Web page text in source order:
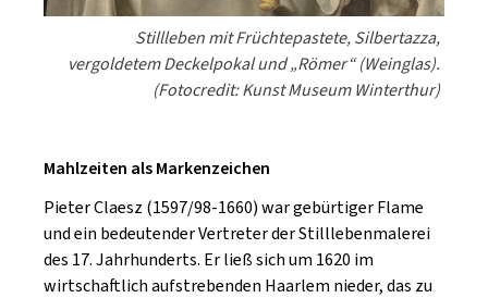
Stillleben mit Früchtepastete, Silbertazza,
vergoldetem Deckelpokal und „Römer“ (Weinglas).
(Fotocredit: Kunst Museum Winterthur)
Mahlzeiten als Markenzeichen
Pieter Claesz (1597/98-1660) war gebürtiger Flame
und ein bedeutender Vertreter der Stilllebenmalerei
des 17. Jahrhunderts. Er ließ sich um 1620 im
wirtschaftlich aufstrebenden Haarlem nieder, das zu